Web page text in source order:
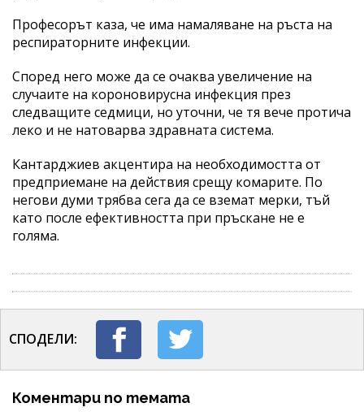
Професорът каза, че има намаляване на ръста на
респираторните инфекции.
Според него може да се очаква увеличение на
случаите на короновирусна инфекция през
следващите седмици, но уточни, че тя вече протича
леко и не натоварва здравната система.
Кантарджиев акцентира на необходимостта от
предприемане на действия срещу комарите. По
негови думи трябва сега да се вземат мерки, тъй
като после ефективността при пръскане не е
голяма.
СПОДЕЛИ:
Коментари по темата